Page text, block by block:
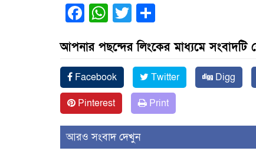
Facebook
WhatsApp
Twitter
আপনার পছন্দের লিংকের মাধ্যমে
Facebook Twitter Digg
Pinterest
Print
আরও সংবাদ দেখুন